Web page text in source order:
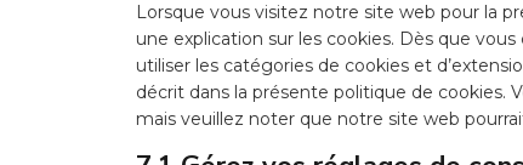
Lorsque vous visitez notre site web pour la
une explication sur les cookies. Dès que
utiliser les catégories de cookies et
décrit dans la présente politique de cookies.
mais veuillez noter que notre site web